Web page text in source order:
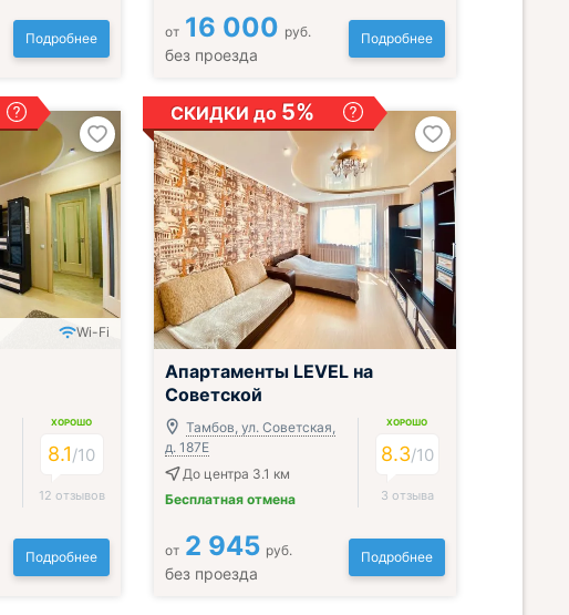
Подробнее от 16 000 руб.
без проезда
Подробнее
Wi-Fi
ХОРОШО
8.1/10
12 отзывов
Подробнее
СКИДКИ до 5%
Апартаменты LEVEL на
Советской
Тамбов, ул. Советская,
д. 187Е
До центра 3.1 км
Бесплатная отмена
ХОРОШО
8.3/10
3 отзыва
от 2 945 руб.
без проезда
Подробнее